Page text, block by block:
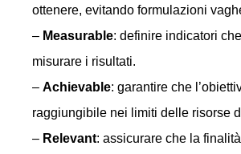
ottenere, evitando formulazioni
– Measurable: definire indicatori
misurare i risultati.
– Achievable: garantire che
raggiungibile nei limiti delle risorse
– Relevant: assicurare che la